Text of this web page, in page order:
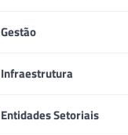
Gestão
Infraestrutura
Entidades Setoriais